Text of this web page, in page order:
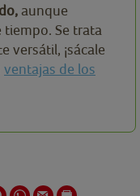
aunque
Se trata
versátil, ¡sácale
ventajas de los